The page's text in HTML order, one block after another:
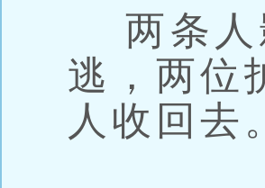
两条人
逃，两位
人收回去